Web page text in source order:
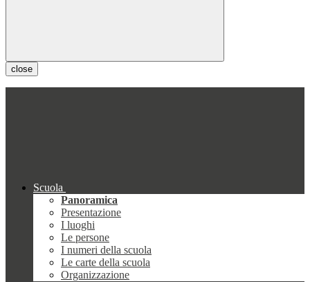
close
Scuola
Panoramica
Presentazione
I luoghi
Le persone
I numeri della scuola
Le carte della scuola
Organizzazione